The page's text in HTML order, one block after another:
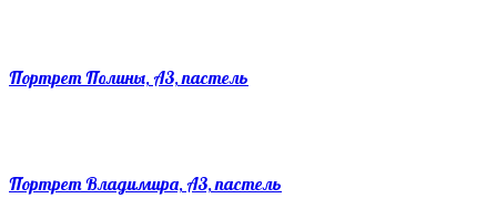
Портрет Полины, А3, пастель
Портрет Владимира, А3, пастель